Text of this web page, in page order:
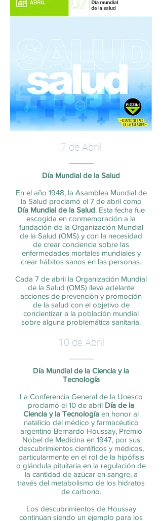
7 de Abril
Día Mundial de la Salud
En el año 1948, la Asamblea Mundial de
la Salud proclamó el 7 de abril como
Día Mundial de la Salud. Esta fecha fue
escogida en conmemoración a la
fundación de la Organización Mundial
de la Salud (OMS) y con la necesidad
de crear conciencia sobre las
enfermedades mortales mundiales y
crear hábitos sanos en las personas.
Cada 7 de abril la Organización Mundial
de la Salud (OMS) lleva adelante
acciones de prevención y promoción
de la salud con el objetivo de
concientizar a la población mundial
sobre alguna problemática sanitaria.
10 de Abril
Día Mundial de la Ciencia y la
Tecnología
La Conferencia General de la Unesco
proclamó el 10 de abril Día de la
Ciencia y la Tecnología en honor al
natalicio del médico y farmacéutico
argentino Bernardo Houssay, Premio
Nobel de Medicina en 1947, por sus
descubrimientos científicos y médicos,
particularmente en el rol de la hipófisis
o glándula pituitaria en la regulación de
la cantidad de azúcar en sangre, a
través del metabolismo de los hidratos
de carbono.
Los descubrimientos de Houssay
continúan siendo un ejemplo para los